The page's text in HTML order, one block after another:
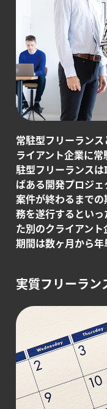
常駐型フリーラン
ライアント企業に
駐型フリーランス
ばある開発プロジ
案件が終わるまで
務を遂行するとい
た別のクライアン
期間は数ヶ月から年
実質フリーラン